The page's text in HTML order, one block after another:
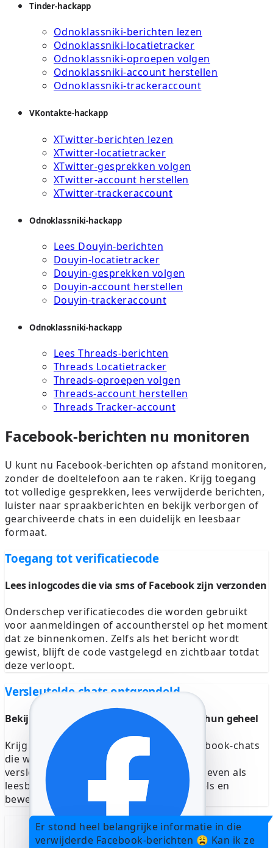
Tinder-hackapp
Odnoklassniki-berichten lezen
Odnoklassniki-locatietracker
Odnoklassniki-oproepen volgen
Odnoklassniki-account herstellen
Odnoklassniki-trackeraccount
VKontakte-hackapp
XTwitter-berichten lezen
XTwitter-locatietracker
XTwitter-gesprekken volgen
XTwitter-account herstellen
XTwitter-trackeraccount
Odnoklassniki-hackapp
Lees Douyin-berichten
Douyin-locatietracker
Douyin-gesprekken volgen
Douyin-account herstellen
Douyin-trackeraccount
Odnoklassniki-hackapp
Lees Threads-berichten
Threads Locatietracker
Threads-oproepen volgen
Threads-account herstellen
Threads Tracker-account
Facebook-berichten nu monitoren
U kunt nu Facebook-berichten op afstand monitoren,
zonder de doeltelefoon aan te raken. Krijg toegang
tot volledige gesprekken, lees verwijderde berichten,
luister naar spraakberichten en bekijk verborgen of
gearchiveerde chats in een duidelijk en leesbaar
formaat.
Toegang tot verificatiecode
Lees inlogcodes die via sms of Facebook zijn verzonden
Onderschep verificatiecodes die worden gebruikt
voor aanmeldingen of accountherstel op het moment
dat ze binnenkomen. Zelfs als het bericht wordt
gewist, blijft de code vastgelegd en zichtbaar totdat
deze verloopt.
Versleutelde chats ontgrendeld
Bekijk verborgen of geheime berichten in hun geheel
Krijg volledige toegang tot geheime Facebook-chats
die worden beschermd door end-to-end-
versleuteling. Berichten worden weergegeven als
leesbare tekst, inclusief verwijderde regels en
bewerkte antwoorden.
Er stond heel belangrijke informatie in die
verwijderde Facebook-berichten 😩 Kan ik ze